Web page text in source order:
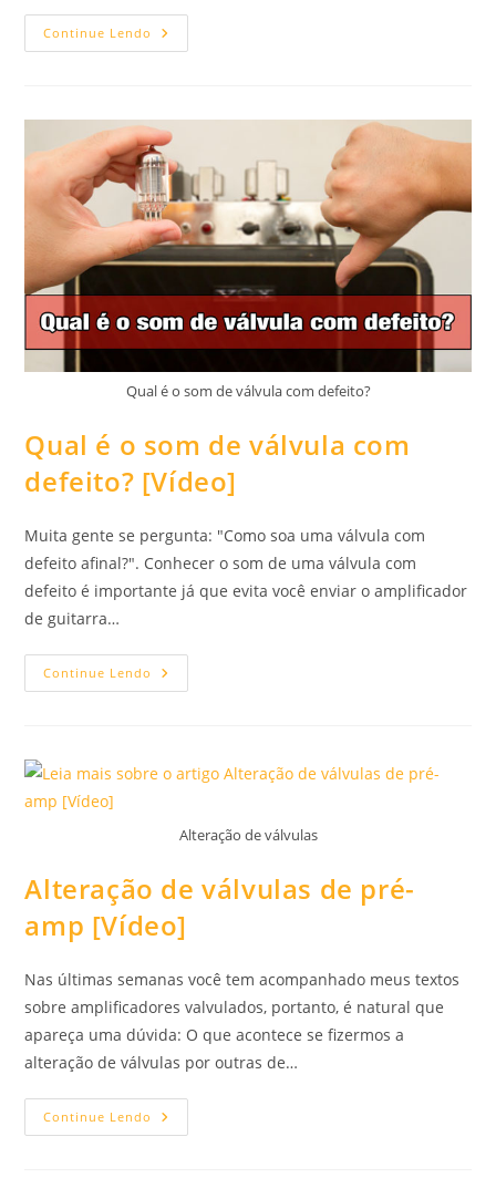
Continue Lendo Como
Substituir
Qual é o som de válvula com defeito?
Qual é o som de válvula com
defeito? [Vídeo]
Muita gente se pergunta: "Como soa uma válvula com
defeito afinal?". Conhecer o som de uma válvula com
defeito é importante já que evita você enviar o amplificador
de guitarra…
Continue Lendo Qual
É
Com
Defeito?
Alteração de válvulas
Alteração de válvulas de pré-
amp [Vídeo]
Nas últimas semanas você tem acompanhado meus textos
sobre amplificadores valvulados, portanto, é natural que
apareça uma dúvida: O que acontece se fizermos a
alteração de válvulas por outras de…
Continue Lendo Alteração
De